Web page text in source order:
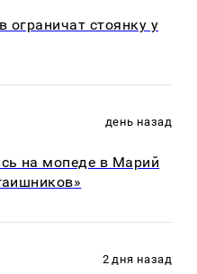
ограничат стоянку у
день назад
на мопеде в Марий
2 дня назад